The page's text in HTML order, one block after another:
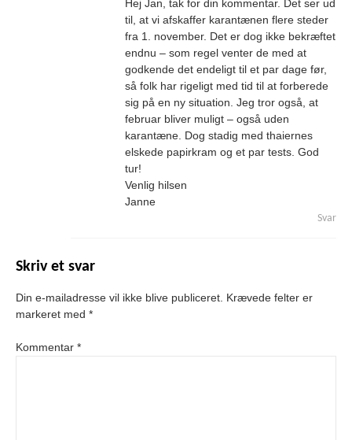
Hej Jan, tak for din kommentar. Det ser ud
til, at vi afskaffer karantænen flere steder
fra 1. november. Det er dog ikke bekræftet
endnu – som regel venter de med at
godkende det endeligt til et par dage før,
så folk har rigeligt med tid til at forberede
sig på en ny situation. Jeg tror også, at
februar bliver muligt – også uden
karantæne. Dog stadig med thaiernes
elskede papirkram og et par tests. God
tur!
Venlig hilsen
Janne
Svar
Skriv et svar
Din e-mailadresse vil ikke blive publiceret. Krævede felter er
markeret med *
Kommentar *